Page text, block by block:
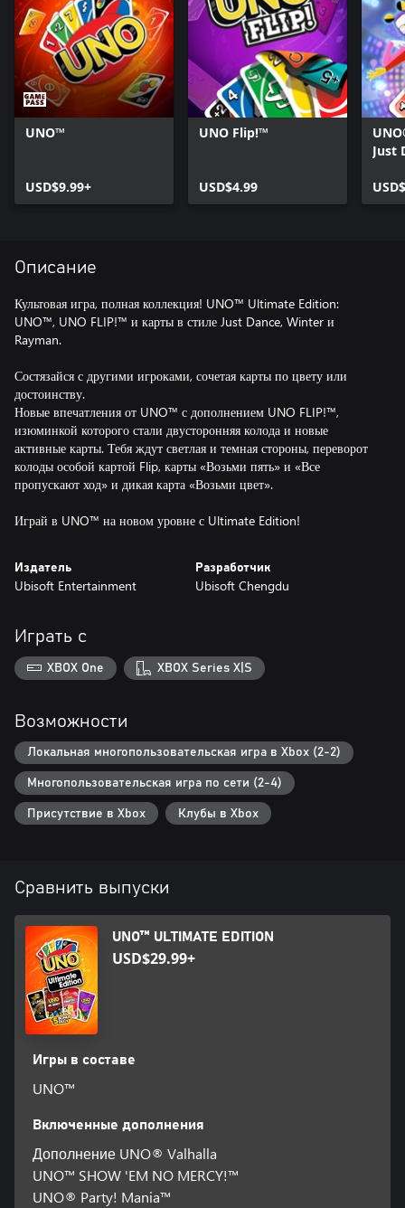
UNO™
USD$9.99+
UNO Flip!™
USD$4.99
Just
Описание
Культовая игра, полная коллекция! UNO™ Ultimate Edition:
UNO™, UNO FLIP!™ и карты в стиле Just Dance, Winter и
Rayman.
Состязайся с другими игроками, сочетая карты по цвету или
достоинству.
Новые впечатления от UNO™ с дополнением UNO FLIP!™,
изюминкой которого стали двусторонняя колода и новые
активные карты. Тебя ждут светлая и темная стороны, переворот
колоды особой картой Flip, карты «Возьми пять» и «Все
пропускают ход» и дикая карта «Возьми цвет».
Играй в UNO™ на новом уровне с Ultimate Edition!
Издатель
Ubisoft Entertainment
Разработчик
Ubisoft Chengdu
Играть с
XBOX One XBOX Series X|S
Возможности
Локальная многопользовательская игра в Xbox (2-2)
Многопользовательская игра по сети (2-4)
Присутствие в Xbox Клубы в Xbox
Сравнить выпуски
UNO™ ULTIMATE EDITION
USD$29.99+
Игры в составе
UNO™
Включенные дополнения
Дополнение UNO® Valhalla
UNO™ SHOW 'EM NO MERCY!™
UNO® Party! Mania™